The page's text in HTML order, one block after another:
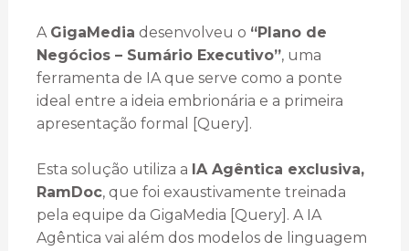
A GigaMedia desenvolveu o “Plano de
Negócios – Sumário Executivo”, uma
ferramenta de IA que serve como a ponte
ideal entre a ideia embrionária e a primeira
apresentação formal [Query].
Esta solução utiliza a IA Agêntica exclusiva,
RamDoc, que foi exaustivamente treinada
pela equipe da GigaMedia [Query]. A IA
Agêntica vai além dos modelos de linguagem